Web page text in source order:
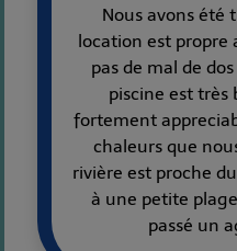
Nous avons été
location est propre
pas de mal de
piscine est
fortement
chaleurs que
rivière est proche
à une petite
passé un